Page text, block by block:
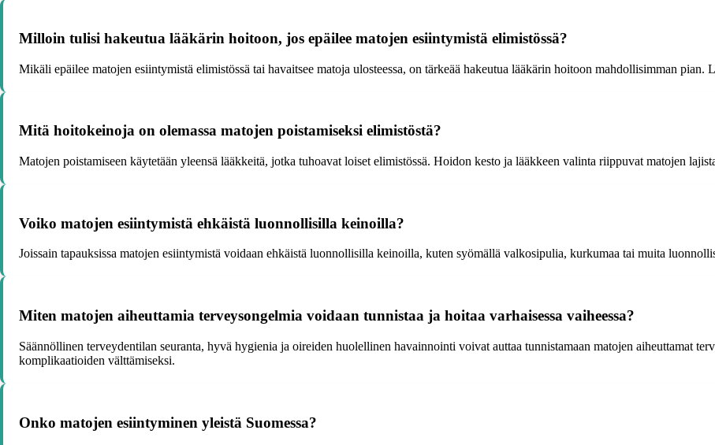
Milloin tulisi hakeutua lääkärin hoitoon, jos epäilee matojen esiintymistä elimistössä?
Mikäli epäilee matojen esiintymistä elimistössä tai havaitsee matoja ulosteessa, on tärkeää hakeutua lääkärin hoitoon mahdollisimman
Mitä hoitokeinoja on olemassa matojen poistamiseksi elimistöstä?
Matojen poistamiseen käytetään yleensä lääkkeitä, jotka tuhoavat loiset elimistössä. Hoidon kesto ja lääkkeen valinta riippuvat matojen
Voiko matojen esiintymistä ehkäistä luonnollisilla keinoilla?
Joissain tapauksissa matojen esiintymistä voidaan ehkäistä luonnollisilla keinoilla, kuten syömällä valkosipulia, kurkumaa tai muita
Miten matojen aiheuttamia terveysongelmia voidaan tunnistaa ja hoitaa varhaisessa vaiheessa?
Säännöllinen terveydentilan seuranta, hyvä hygienia ja oireiden huolellinen havainnointi voivat auttaa tunnistamaan matojen aiheuttamat
komplikaatioiden välttämiseksi.
Onko matojen esiintyminen yleistä Suomessa?